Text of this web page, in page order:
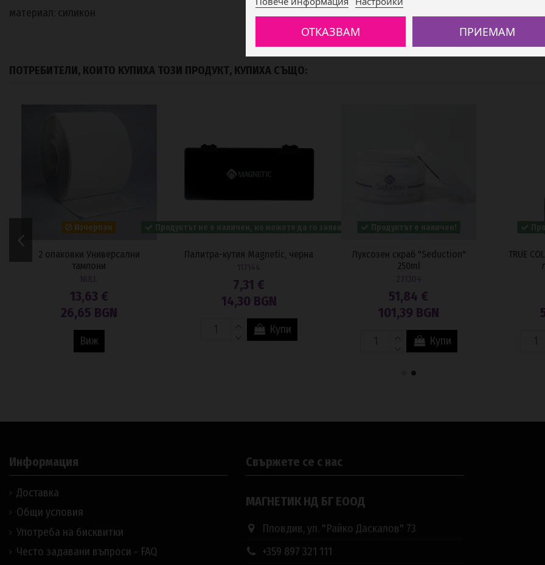
материал: силикон
ПОТРЕБИТЕЛИ, КОИТО КУПИХА ТОЗИ ПРОДУКТ, КУПИХА СЪЩО:
Изчерпан
2 опаковки Универсални
тампони
13,63 €
26,65 BGN
Виж
Палитра-кутия Magnetic, черна
7,31 €
14,30 BGN
Купи
Луксозен скраб "Seduction"
250ml
51,84 €
101,39 BGN
Купи
TRUE
Информация
Доставка
Общи условия
Употреба на бисквитки
Често задавани въпроси - FAQ
Свържете се с нас
МАГНЕТИК НД БГ ЕООД
Пловдив, ул. "Райко Даскалов" 73
+359 897 321 111
ОТКАЗВАМ ПРИЕМАМ